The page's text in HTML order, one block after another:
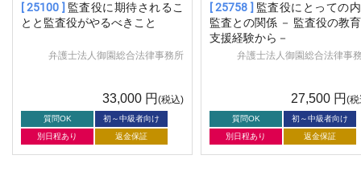
[ 25100 ] 監査役に期待されるこ
とと監査役がやるべきこと
弁護士法人御園総合法律事務所
33,000 円(税込)
質問OK
初～中級者向け
別日程あり
返金保証
[ 25758 ] 監査役にとっての
監査との関係 － 監査役の教
支援経験から－
弁護士法人御園総合法律事
27,500 円(
質問OK
初～中級者向け
別日程あり
返金保証